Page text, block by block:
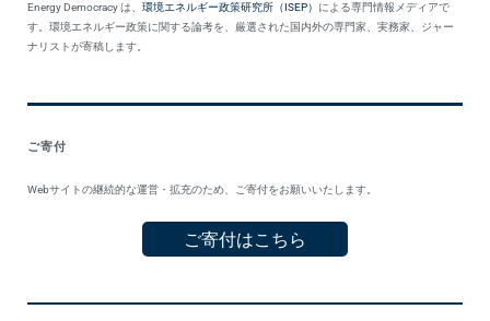
Energy Democracy は、 環境エネルギー政策研究所（ISEP） による専門情報メディアで
す。環境エネルギー政策に関する論考を、厳選された国内外の専門家、実務家、ジャー
ナリストが寄稿します。
ご寄付
Webサイトの継続的な運営・拡充のため、ご寄付をお願いいたします。
ご寄付はこちら